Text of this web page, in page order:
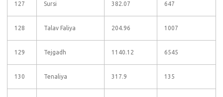
127 Sursi 382.07 647
128 Talav Faliya 204.96 1007
129 Tejgadh 1140.12 6545
130 Tenaliya 317.9 135